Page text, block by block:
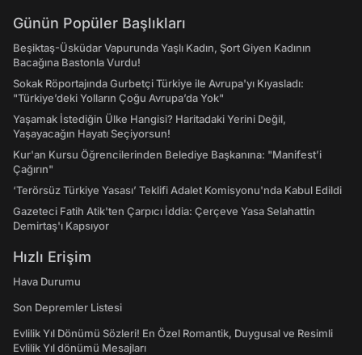
Günün Popüler Başlıkları
Beşiktaş-Üsküdar Vapurunda Yaşlı Kadın, Şort Giyen Kadının
Bacağına Bastonla Vurdu!
Sokak Röportajında Gurbetçi Türkiye ile Avrupa'yı Kıyasladı:
"Türkiye’deki Yolların Çoğu Avrupa’da Yok"
Yaşamak İstediğin Ülke Hangisi? Haritadaki Yerini Değil,
Yaşayacağın Hayatı Seçiyorsun!
Kur'an Kursu Öğrencilerinden Belediye Başkanına: "Manifest’i
Çağırın"
‘Terörsüz Türkiye Yasası’ Teklifi Adalet Komisyonu'nda Kabul Edildi
Gazeteci Fatih Atik'ten Çarpıcı İddia: Çerçeve Yasa Selahattin
Demirtaş'ı Kapsıyor
Hızlı Erişim
Hava Durumu
Son Depremler Listesi
Evlilik Yıl Dönümü Sözleri! En Özel Romantik, Duygusal ve Resimli
Evlilik Yıl dönümü Mesajları